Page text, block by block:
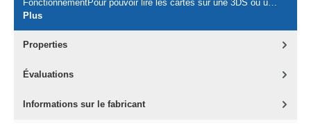
FonctionnementPour pouvoir lire les cartes sur une 3DS ou u…
Plus
Properties
Évaluations
Informations sur le fabricant